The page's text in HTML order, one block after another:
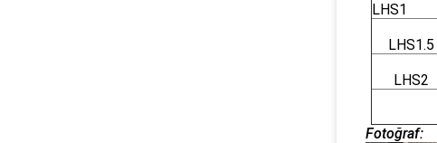
LHS1
LHS1.5
LHS2
Fotoğraf: